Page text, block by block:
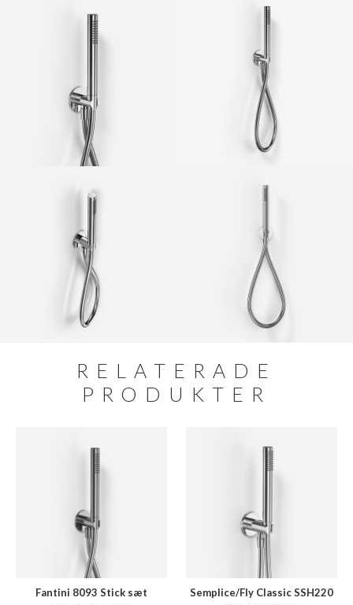
RELATERADE
PRODUKTER
Fantini 8093 Stick sæt Semplice/Fly Classic SSH220